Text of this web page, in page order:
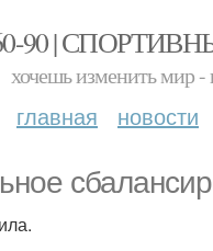
90 |
хочешь изменить мир -
главная новости